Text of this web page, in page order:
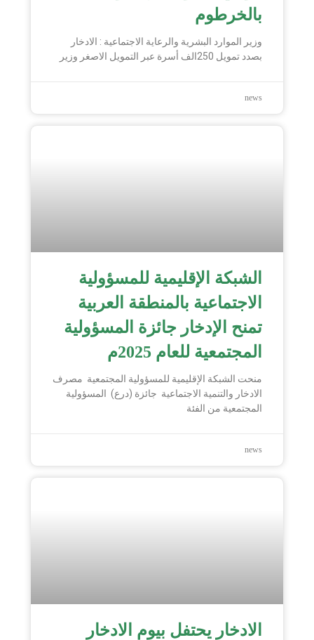
بالخرطوم
وزير الموارد البشرية والرعاية الاجتماعية : الادخار
بصدد تمويل 250الف أسرة عبر التمويل الاصغر وزير
news
الشبكة الإقليمية للمسؤولية
الاجتماعية بالمنطقة العربية
تمنح الإدخار جائزة المسؤولية
المجتمعية للعام 2025م
منحت الشبكة الإقليمية للمسؤولية المجتمعية مصرف
الادخار والتنمية الاجتماعية جائزة (درع) المسؤولية
المجتمعية من الفئة
news
الادخار يحتفل بيوم الادخار